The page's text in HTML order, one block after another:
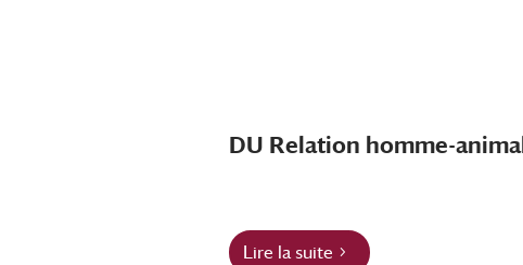
DU Relation homme-animal
Lire la suite